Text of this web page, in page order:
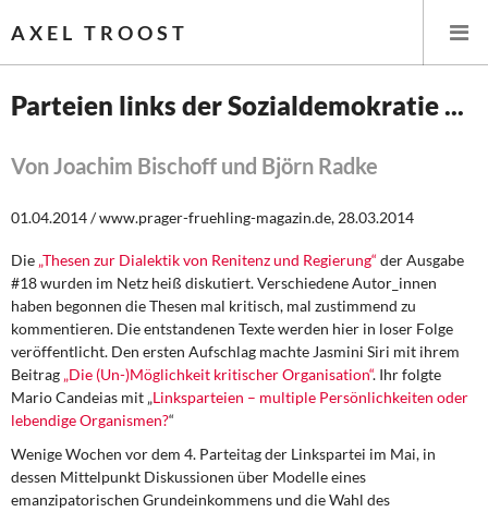
AXEL TROOST
Leitlinien linker Wirtschafts- und Finanzpolitik
Wirtschaftspolitik
Steuer- und Finanzpolitik
Öffentliche Infrastruktur und Daseinsvorsorge
Eurokrise und Griechenland
DIE LINKE
Parteien links der Sozialdemokratie ...
Von Joachim Bischoff und Björn Radke
01.04.2014 / www.prager-fruehling-magazin.de, 28.03.2014
Die „Thesen zur Dialektik von Renitenz und Regierung“ der Ausgabe
#18 wurden im Netz heiß diskutiert. Verschiedene Autor_innen
haben begonnen die Thesen mal kritisch, mal zustimmend zu
kommentieren. Die entstandenen Texte werden hier in loser Folge
veröffentlicht. Den ersten Aufschlag machte Jasmini Siri mit ihrem
Beitrag „Die (Un-)Möglichkeit kritischer Organisation“. Ihr folgte
Mario Candeias mit „Linksparteien – multiple Persönlichkeiten oder
lebendige Organismen?“
Wenige Wochen vor dem 4. Parteitag der Linkspartei im Mai, in
dessen Mittelpunkt Diskussionen über Modelle eines
emanzipatorischen Grundeinkommens und die Wahl des